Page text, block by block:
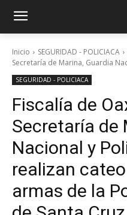
Inicio SEGURIDAD - POLICIACA
Secretaría de Marina, Guardia
SEGURIDAD - POLICIACA
Fiscalía de
Secretaría de
Nacional y
realizan
armas de la